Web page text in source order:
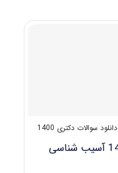
دانلود سوالات دکتری 1400
دانلود سوالات آزمون دکتری 1400 آسیب‌ شناسی